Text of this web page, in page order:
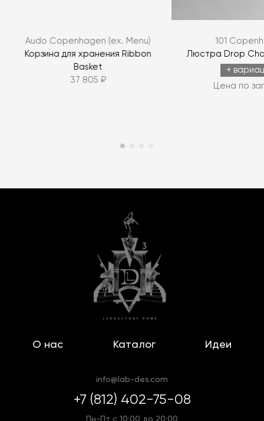
Audo Copenhagen (ex. Menu)
Корзина для хранения Ribbon
Basket
37 805 ₽
101
Люстра Drop
+
Цена по
О нас Каталог Идеи
info@lab-des.com
+7 (812) 402-75-08
Пн-Пт с 10:00 до 20:00